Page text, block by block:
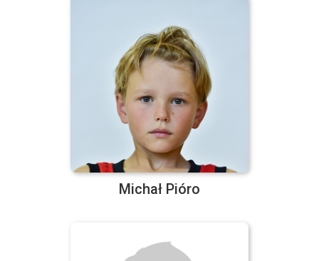
Michał Pióro